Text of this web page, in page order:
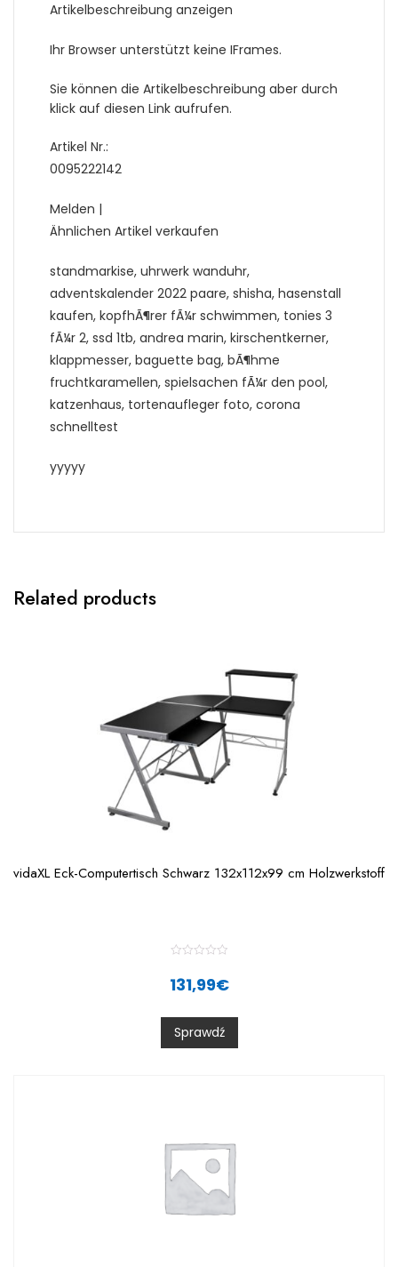
Artikelbeschreibung anzeigen
Ihr Browser unterstützt keine IFrames.
Sie können die Artikelbeschreibung aber durch
klick auf diesen Link aufrufen.
Artikel Nr.:
0095222142
Melden |
Ähnlichen Artikel verkaufen
standmarkise, uhrwerk wanduhr,
adventskalender 2022 paare, shisha, hasenstall
kaufen, kopfhÃ¶rer fÃ¼r schwimmen, tonies 3
fÃ¼r 2, ssd 1tb, andrea marin, kirschentkerner,
klappmesser, baguette bag, bÃ¶hme
fruchtkaramellen, spielsachen fÃ¼r den pool,
katzenhaus, tortenaufleger foto, corona
schnelltest
yyyyy
Related products
vidaXL Eck-Computertisch Schwarz 132x112x99 cm Holzwerkstoff
0
o
u
t
131,99€
Sprawdź